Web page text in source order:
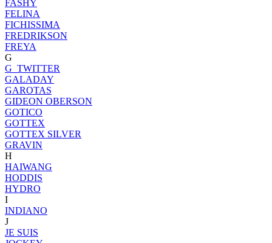
FASHY
FELINA
FICHISSIMA
FREDRIKSON
FREYA
G
G_TWITTER
GALADAY
GAROTAS
GIDEON OBERSON
GOTICO
GOTTEX
GOTTEX SILVER
GRAVIN
H
HAIWANG
HODDIS
HYDRO
I
INDIANO
J
JE SUIS